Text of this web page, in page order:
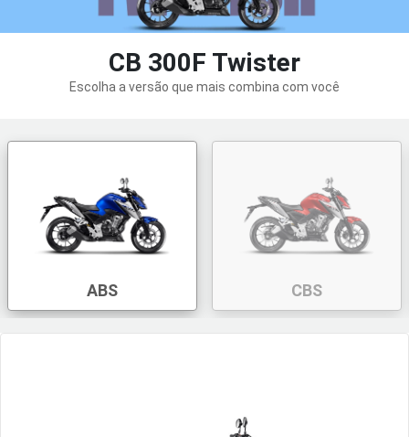
CB 300F Twister
Escolha a versão que mais combina com você
ABS CBS